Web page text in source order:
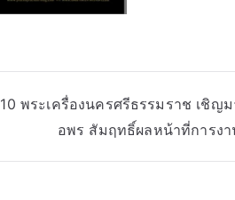
10 พระเครื่องนครศรีธรรมราช เชิญ
อพร สัมฤทธิ์ผลหน้าที่การงา